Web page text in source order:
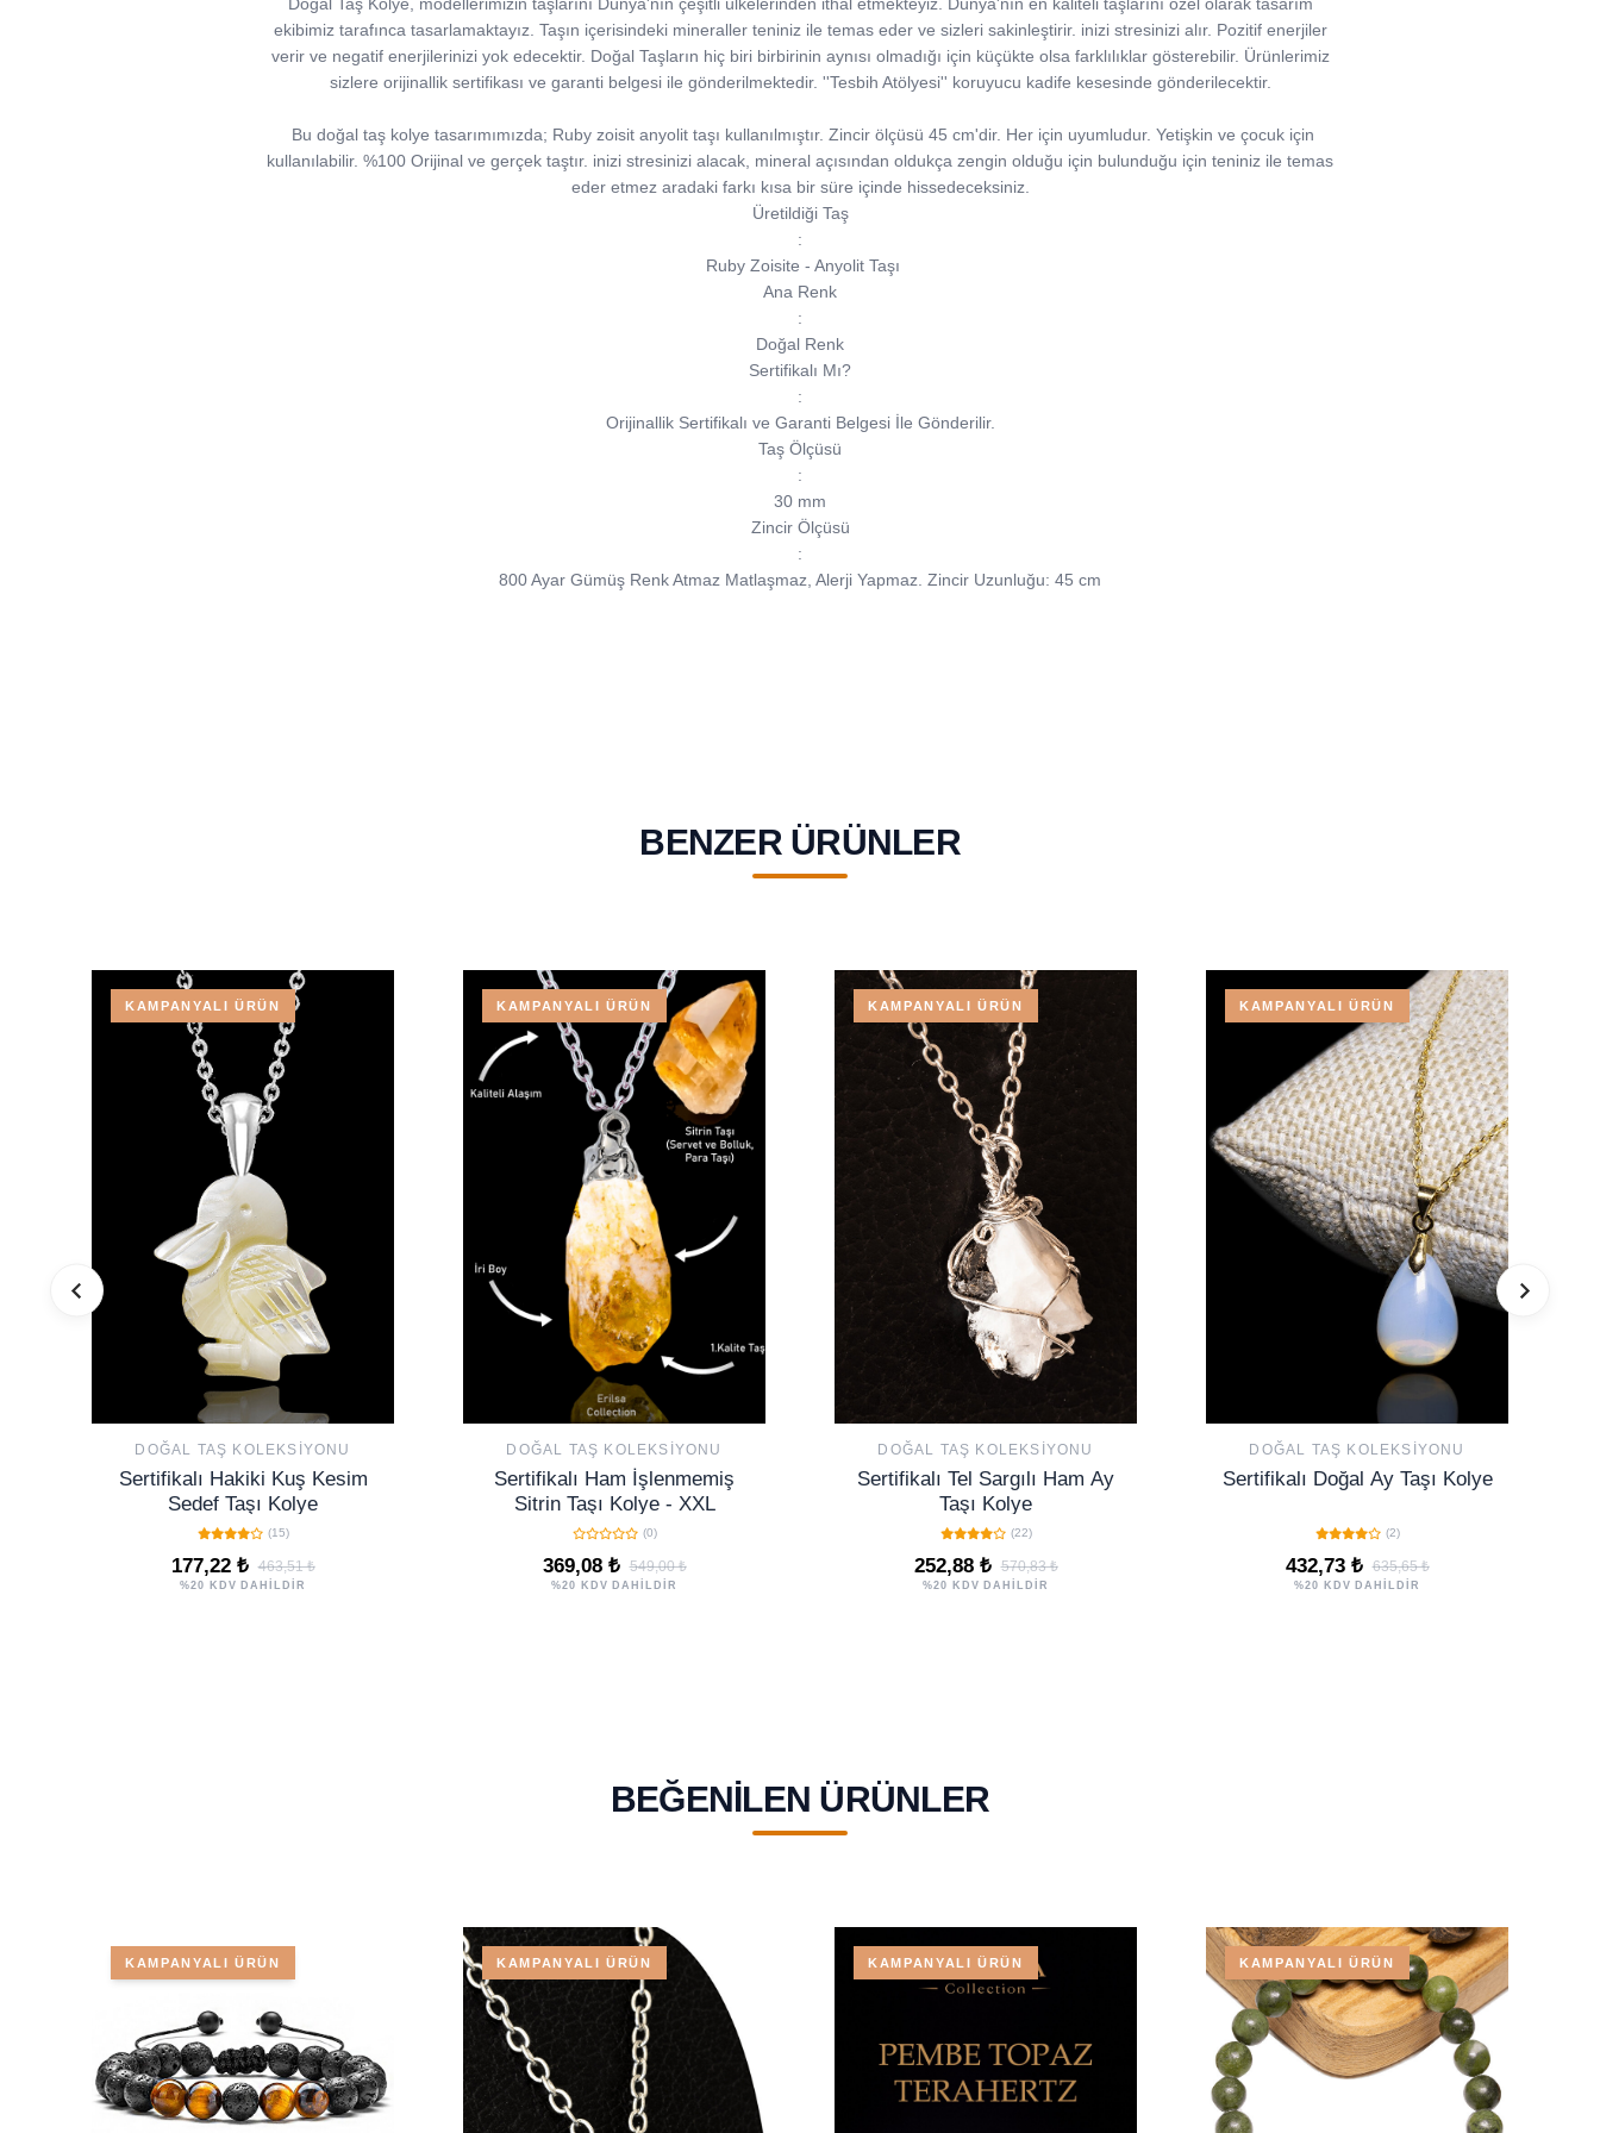
Doğal Taş Kolye, modellerimizin taşlarını Dünya'nın çeşitli ülkelerinden ithal etmekteyiz. Dünya'nın en kaliteli taşlarını özel olarak tasarım
ekibimiz tarafınca tasarlamaktayız. Taşın içerisindeki mineraller teniniz ile temas eder ve sizleri sakinleştirir. inizi stresinizi alır. Pozitif enerjiler
verir ve negatif enerjilerinizi yok edecektir. Doğal Taşların hiç biri birbirinin aynısı olmadığı için küçükte olsa farklılıklar gösterebilir. Ürünlerimiz
sizlere orijinallik sertifikası ve garanti belgesi ile gönderilmektedir. ''Tesbih Atölyesi'' koruyucu kadife kesesinde gönderilecektir.
Bu doğal taş kolye tasarımımızda; Ruby zoisit anyolit taşı kullanılmıştır. Zincir ölçüsü 45 cm'dir. Her için uyumludur. Yetişkin ve çocuk için
kullanılabilir. %100 Orijinal ve gerçek taştır. inizi stresinizi alacak, mineral açısından oldukça zengin olduğu için bulunduğu için teniniz ile temas
eder etmez aradaki farkı kısa bir süre içinde hissedeceksiniz.
Üretildiği Taş
:
Ruby Zoisite - Anyolit Taşı
Ana Renk
:
Doğal Renk
Sertifikalı Mı?
:
Orijinallik Sertifikalı ve Garanti Belgesi İle Gönderilir.
Taş Ölçüsü
:
30 mm
Zincir Ölçüsü
:
800 Ayar Gümüş Renk Atmaz Matlaşmaz, Alerji Yapmaz. Zincir Uzunluğu: 45 cm
BENZER ÜRÜNLER
KAMPANYALI ÜRÜN
DOĞAL TAŞ KOLEKSIYONU
Sertifikalı Hakiki Kuş Kesim
Sedef Taşı Kolye
(15)
177,22 ₺ 463,51 ₺
%20 KDV DAHİLDİR
KAMPANYALI ÜRÜN
DOĞAL TAŞ KOLEKSIYONU
Sertifikalı Ham İşlenmemiş
Sitrin Taşı Kolye - XXL
(0)
369,08 ₺ 549,00 ₺
%20 KDV DAHİLDİR
KAMPANYALI ÜRÜN
DOĞAL TAŞ KOLEKSIYONU
Sertifikalı Tel Sargılı Ham Ay
Taşı Kolye
(22)
252,88 ₺ 570,83 ₺
%20 KDV DAHİLDİR
KAMPANYALI ÜRÜN
DOĞAL TAŞ KOLEKSIYONU
Sertifikalı Doğal Ay Taşı Kolye
(2)
432,73 ₺ 635,65 ₺
%20 KDV DAHİLDİR
BEĞENILEN ÜRÜNLER
KAMPANYALI ÜRÜN KAMPANYALI ÜRÜN KAMPANYALI ÜRÜN KAMPANYALI ÜRÜN